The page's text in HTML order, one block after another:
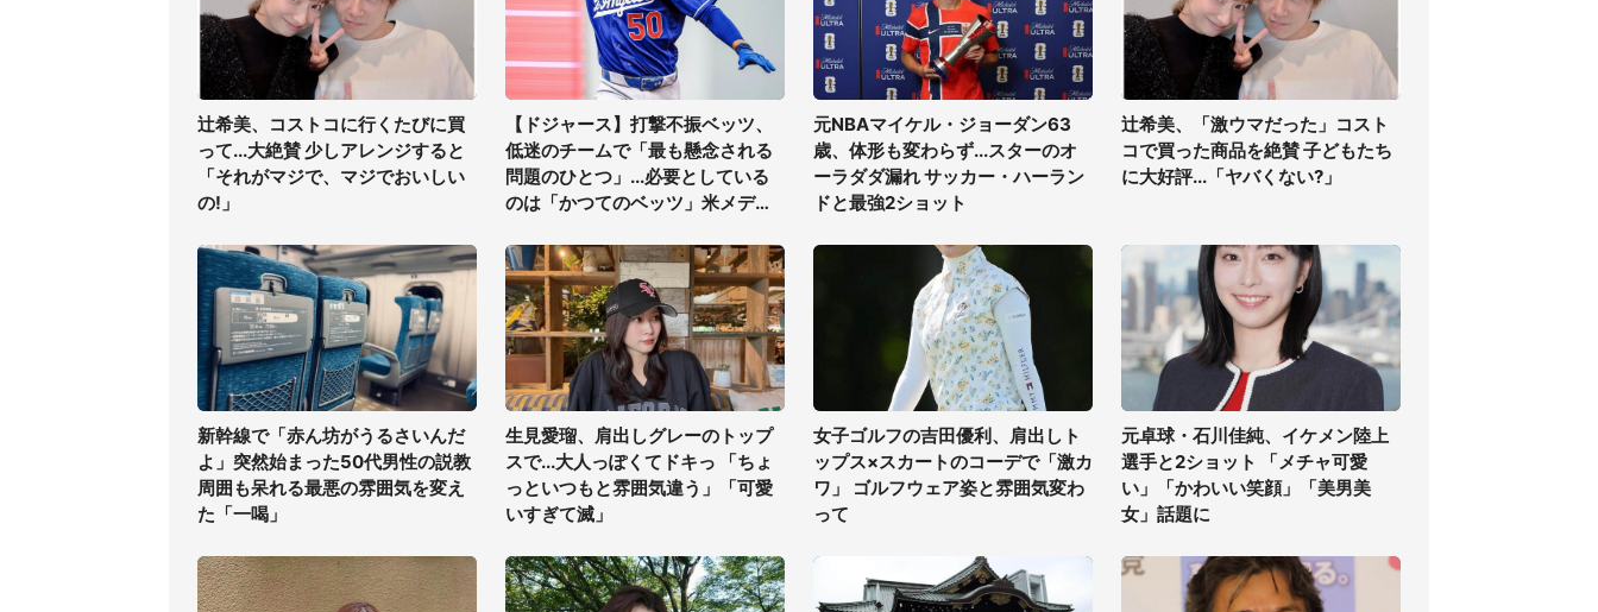
辻希美、コストコに行くたびに買
って...大絶賛 少しアレンジすると
「それがマジで、マジでおいしい
の!」
【ドジャース】打撃不振ベッツ、
低迷のチームで「最も懸念される
問題のひとつ」...必要としている
のは「かつてのベッツ」米メディ
元NBAマイケル・ジョーダン63
歳、体形も変わらず...スターのオ
ーラダダ漏れ サッカー・ハーラン
ドと最強2ショット
辻希美、「激ウマだった」コスト
コで買った商品を絶賛 子どもたち
に大好評...「ヤバくない?」
新幹線で「赤ん坊がうるさいんだ
よ」突然始まった50代男性の説教
周囲も呆れる最悪の雰囲気を変え
た「一喝」
生見愛瑠、肩出しグレーのトップ
スで...大人っぽくてドキっ 「ちょ
っといつもと雰囲気違う」「可愛
いすぎて滅」
女子ゴルフの吉田優利、肩出しト
ップス×スカートのコーデで「激カ
ワ」 ゴルフウェア姿と雰囲気変わ
って
元卓球・石川佳純、イケメン陸上
選手と2ショット 「メチャ可愛
い」「かわいい笑顔」「美男美
女」話題に